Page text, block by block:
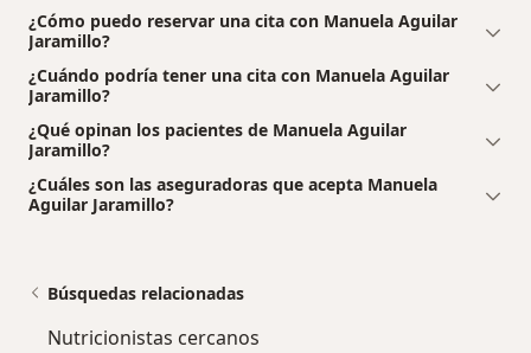
¿Cómo puedo reservar una cita con Manuela Aguilar
Jaramillo?
¿Cuándo podría tener una cita con Manuela Aguilar
Jaramillo?
¿Qué opinan los pacientes de Manuela Aguilar
Jaramillo?
¿Cuáles son las aseguradoras que acepta Manuela
Aguilar Jaramillo?
Búsquedas relacionadas
Nutricionistas cercanos